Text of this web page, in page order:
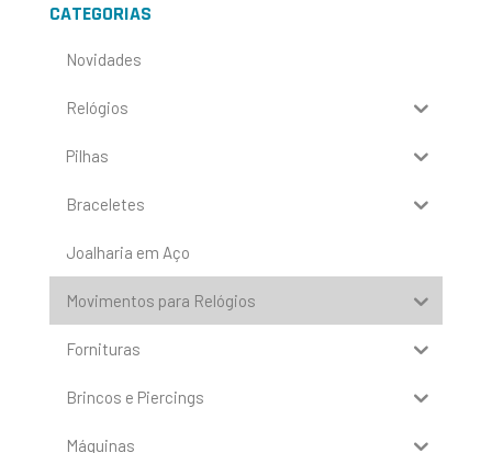
CATEGORIAS
Novidades
Relógios
Pilhas
Braceletes
Joalharia em Aço
Movimentos para Relógios
Fornituras
Brincos e Piercings
Máquinas